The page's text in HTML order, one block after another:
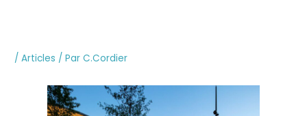
/ Articles / Par C.Cordier